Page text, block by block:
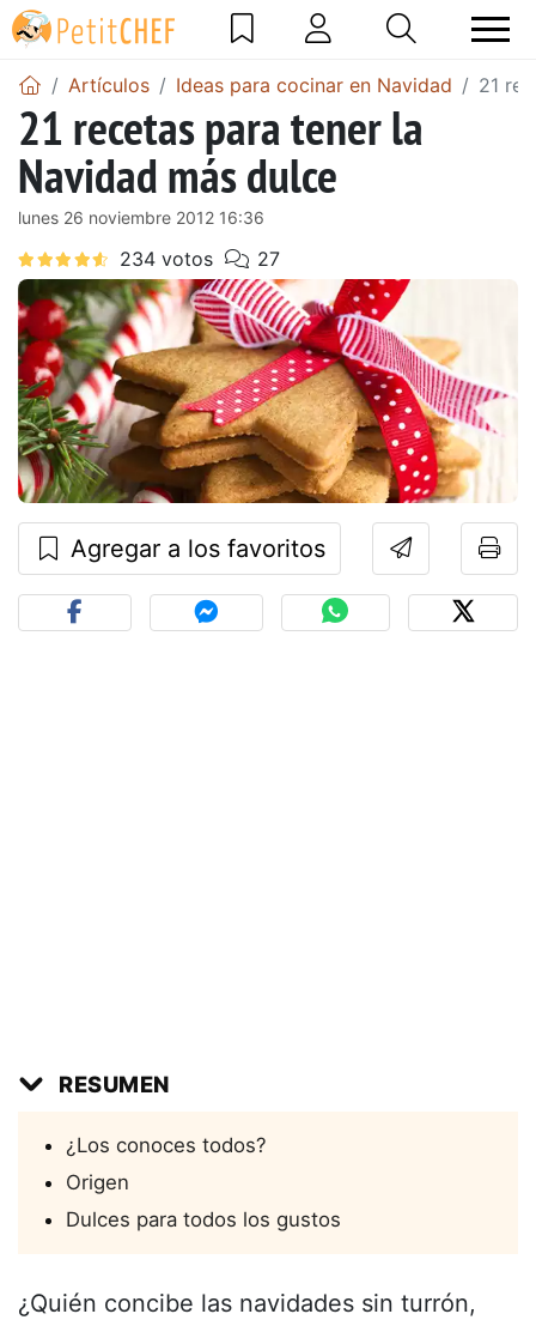
Artículos Ideas para cocinar en Navidad 21
21 recetas para tener la
Navidad más dulce
lunes 26 noviembre 2012 16:36
Agregar a los favoritos
RESUMEN
¿Los conoces todos?
Origen
Dulces para todos los gustos
¿Quién concibe las navidades sin turrón,